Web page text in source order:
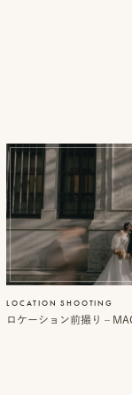
LOCATION SHOOTING
ロケーション前撮り –